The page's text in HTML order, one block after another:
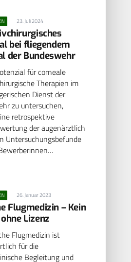
23. Juli 2024
bei fliegendem
der Bundeswehr
für corneale
Therapien im
Dienst der
zu untersuchen,
retrospektive
der augenärztlich
Untersuchungsbefunde
26. Januar 2023
Flugmedizin – Kein
Lizenz
Flugmedizin ist
für die
Begleitung und